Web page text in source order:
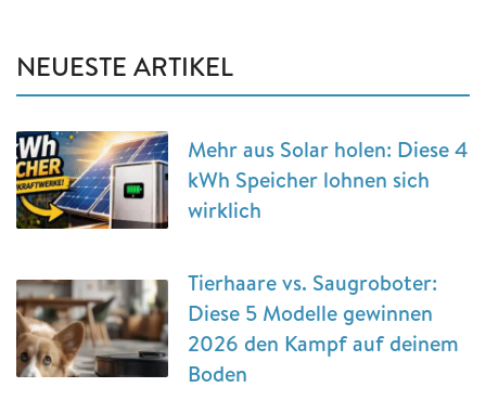
NEUESTE ARTIKEL
Mehr aus Solar holen: Diese 4
kWh Speicher lohnen sich
wirklich
Tierhaare vs. Saugroboter:
Diese 5 Modelle gewinnen
2026 den Kampf auf deinem
Boden